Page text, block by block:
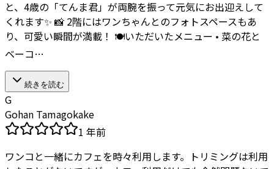
と、4歳の「てんま君」が両腕を振って元気にお出迎えして
くれます✨ 📸 2階にはワンちゃんとのフォトスペースもあ
り、可愛い瞬間が満載！ 🍽いただいたメニュー • 菜の花と
ベーコ…
続きを読む
G
Gohan Tamagokake
1 年前
ワンコと一緒にカフェを時々利用します。トリミングは利用